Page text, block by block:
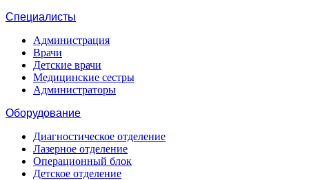
Специалисты
Администрация
Врачи
Детские врачи
Медицинские сестры
Администраторы
Оборудование
Диагностическое отделение
Лазерное отделение
Операционный блок
Детское отделение